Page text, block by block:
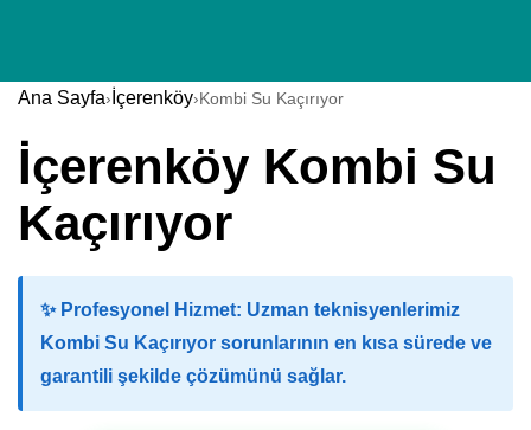
Ana Sayfa› İçerenköy›Kombi Su Kaçırıyor
İçerenköy Kombi Su
Kaçırıyor
✨ Profesyonel Hizmet: Uzman teknisyenlerimiz
Kombi Su Kaçırıyor sorunlarının en kısa sürede ve
garantili şekilde çözümünü sağlar.